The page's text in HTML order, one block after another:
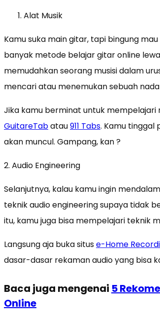
Alat Musik
Kamu suka main gitar, tapi bingung
banyak metode belajar gitar online
memudahkan seorang musisi dalam
mencari atau menemukan sebuah
Jika kamu berminat untuk mempelajari
GuitareTabatau911 Tabs. Kamu tinggal
akan muncul. Gampang, kan ?
2. Audio Engineering
Selanjutnya, kalau kamu ingin
teknik audio engineering supaya tidak
itu, kamu juga bisa mempelajari teknik
Langsung aja buka situse-Home
dasar-dasar rekaman audio yang bisa
Baca juga mengenai 5
Online